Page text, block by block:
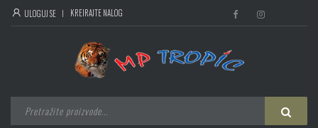
ULOGUJ SE KREIRAJTE NALOG